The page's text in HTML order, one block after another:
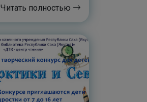
Читать полностью